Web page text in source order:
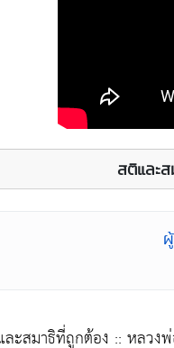
สติและ
ะสมาธิที่ถูกต้อง :: หลว